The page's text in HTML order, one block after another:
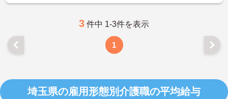
＜学びを応援！充実の研修と資格手当＞「管理職専
専門研修など、成長を支えるプログラムが豊富で
す。また、資格取得への評価も手厚く、スキルアッ
プが収入アップにもつながります。
＜プライベートも大切にできる柔軟な働き方＞年間
3 件中 1-3件を表示
1
埼玉県の雇用形態別介護職の平均給与